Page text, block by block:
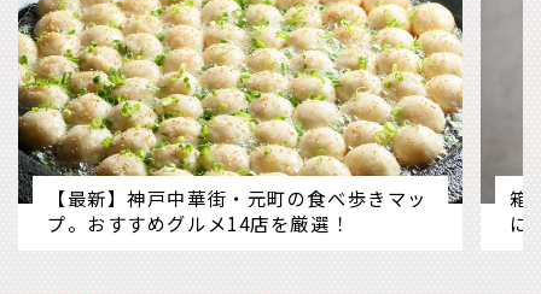
【最新】神戸中華街・元町の食べ歩きマッ
プ。おすすめグルメ14店を厳選！
箱
に